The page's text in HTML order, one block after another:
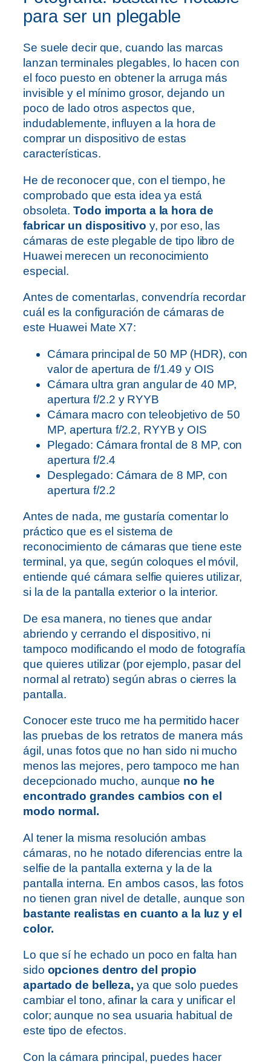
para ser un plegable
Se suele decir que, cuando las marcas
lanzan terminales plegables, lo hacen con
el foco puesto en obtener la arruga más
invisible y el mínimo grosor, dejando un
poco de lado otros aspectos que,
indudablemente, influyen a la hora de
comprar un dispositivo de estas
características.
He de reconocer que, con el tiempo, he
comprobado que esta idea ya está
obsoleta.Todo importa a la hora de
fabricar un dispositivo y, por eso, las
cámaras de este plegable de tipo libro de
Huawei merecen un reconocimiento
especial.
Antes de comentarlas, convendría recordar
cuál es la configuración de cámaras de
este Huawei Mate X7:
Cámara principal de 50 MP (HDR), con
valor de apertura de f/1.49 y OIS
​Cámara ultra gran angular de 40 MP,
apertura f/2.2 y RYYB
​Cámara macro con teleobjetivo de 50
MP, apertura f/2.2, RYYB y OIS
​Plegado: Cámara frontal de 8 MP, con
apertura f/2.4
​Desplegado: Cámara de 8 MP, con
apertura f/2.2
Antes de nada, me gustaría comentar lo
práctico que es el sistema de
reconocimiento de cámaras que tiene este
terminal, ya que, según coloques el móvil,
entiende qué cámara selfie quieres utilizar,
si la de la pantalla exterior o la interior.
De esa manera, no tienes que andar
abriendo y cerrando el dispositivo, ni
tampoco modificando el modo de fotografía
que quieres utilizar (por ejemplo, pasar del
normal al retrato) según abras o cierres la
pantalla.
Conocer este truco me ha permitido hacer
las pruebas de los retratos de manera más
ágil, unas fotos que no han sido ni mucho
menos las mejores, pero tampoco me han
decepcionado mucho, aunque no he
encontrado grandes cambios con el
modo normal.
Al tener la misma resolución ambas
cámaras, no he notado diferencias entre la
selfie de la pantalla externa y la de la
pantalla interna. En ambos casos, las fotos
no tienen gran nivel de detalle, aunque son
bastante realistas en cuanto a la luz y el
color.
Lo que sí he echado un poco en falta han
sido opciones dentro del propio
apartado de belleza, ya que solo puedes
cambiar el tono, afinar la cara y unificar el
color; aunque no sea usuaria habitual de
este tipo de efectos.
Con la cámara principal, puedes hacer